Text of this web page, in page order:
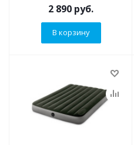
2 890 руб.
В корзину